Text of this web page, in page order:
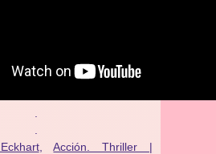
,Acción. Thriller |